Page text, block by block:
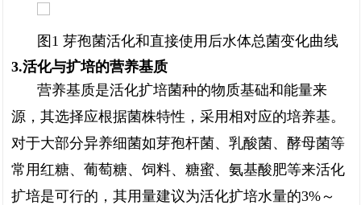
图1 芽孢菌活化和直接使用后水体总菌变化曲线
3.活化与扩培的营养基质
营养基质是活化扩培菌种的物质基础和能量来
源，其选择应根据菌株特性，采用相对应的培养基。
对于大部分异养细菌如芽孢杆菌、乳酸菌、酵母菌等
常用红糖、葡萄糖、饲料、糖蜜、氨基酸肥等来活化
扩培是可行的，其用量建议为活化扩培水量的3%～